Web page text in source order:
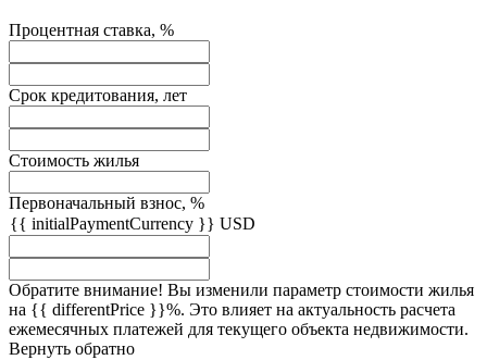
Процентная ставка, %
Срок кредитования, лет
Стоимость жилья
Первоначальный взнос, %
{{ initialPaymentCurrency }} USD
Обратите внимание! Вы изменили параметр стоимости жилья
на {{ differentPrice }}%. Это влияет на актуальность расчета
ежемесячных платежей для текущего объекта недвижимости.
Вернуть обратно